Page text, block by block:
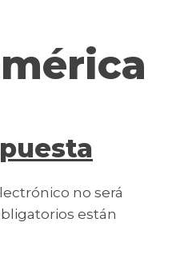
no será
están